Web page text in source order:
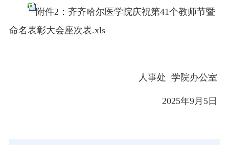
附件2：齐齐哈尔医学院庆祝第41个教师节暨
命名表彰大会座次表.xls
人事处 学院办公室
2025年9月5日